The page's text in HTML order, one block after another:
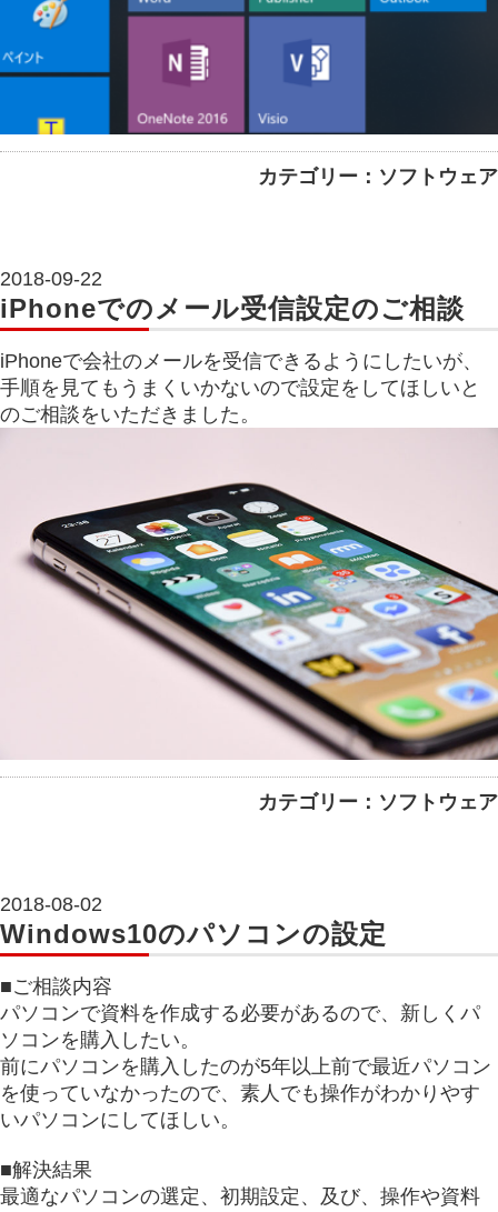
カテゴリー：ソフトウェア
2018-09-22
iPhoneでのメール受信設定のご相談
iPhoneで会社のメールを受信できるようにしたいが、
手順を見てもうまくいかないので設定をしてほしいと
のご相談をいただきました。
カテゴリー：ソフトウェア
2018-08-02
Windows10のパソコンの設定
■ご相談内容
パソコンで資料を作成する必要があるので、新しくパ
ソコンを購入したい。
前にパソコンを購入したのが5年以上前で最近パソコン
を使っていなかったので、素人でも操作がわかりやす
いパソコンにしてほしい。
■解決結果
最適なパソコンの選定、初期設定、及び、操作や資料